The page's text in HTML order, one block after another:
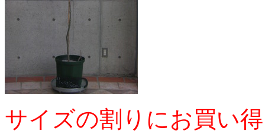
サイズの割りにお買い